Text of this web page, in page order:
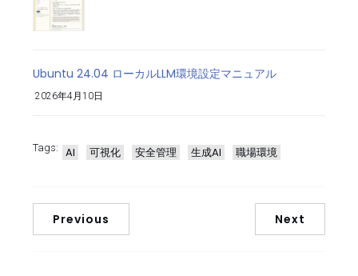
Ubuntu 24.04 ローカルLLM環境設定マニュアル
2026年4月10日
Tags: AI 可視化 安全管理 生成AI 職場環境
Previous Next